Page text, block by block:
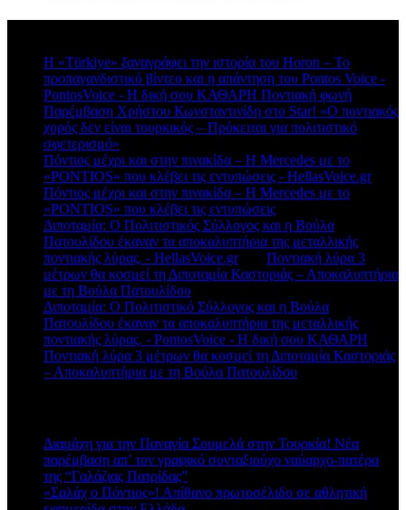
Η «Türkiye» ξαναγράφει την ιστορία του Horon – Το
προπαγανδιστικό βίντεο και η απάντηση του Pontos Voice -
PontosVoice - H δική σου ΚΑΘΑΡΗ Ποντιακή φωνή
Παρέμβαση Χρήστου Κωνσταντινίδη στο Star! «Ο ποντιακός
χορός δεν είναι τουρκικός – Πρόκειται για πολιτιστικό
σφετερισμό»
Πόντιος μέχρι και στην πινακίδα – Η Mercedes με το
«PONTIOS» που κλέβει τις εντυπώσεις - HellasVoice.grστο
Πόντιος μέχρι και στην πινακίδα – Η Mercedes με το
«PONTIOS» που κλέβει τις εντυπώσεις
Διποταμία: Ο Πολιτιστικός Σύλλογος και η Βούλα
Πατουλίδου έκαναν τα αποκαλυπτήρια της μεταλλικής
ποντιακής λύρας. - HellasVoice.grστο Ποντιακή λύρα 3
μέτρων θα κοσμεί τη Διποταμία Καστοριάς – Αποκαλυπτήρια
με τη Βούλα Πατουλίδου
Διποταμία: Ο Πολιτιστικό Σύλλογος και η Βούλα
Πατουλίδου έκαναν τα αποκαλυπτήρια της μεταλλικής
ποντιακής λύρας. - PontosVoice - H δική σου ΚΑΘΑΡΗ
Ποντιακή λύρα 3 μέτρων θα κοσμεί τη Διποταμία Καστοριάς
– Αποκαλυπτήρια με τη Βούλα Πατουλίδου
Διαμάχη για την Παναγία Σουμελά στην Τουρκία! Νέα
παρέμβαση απ’ τον γραφικό συνταξιούχο ναύαρχο-πατέρα
της “Γαλάζιας Πατρίδας”
«Σαλάχ ο Πόντιος»! Απίθανο πρωτοσέλιδο σε αθλητική